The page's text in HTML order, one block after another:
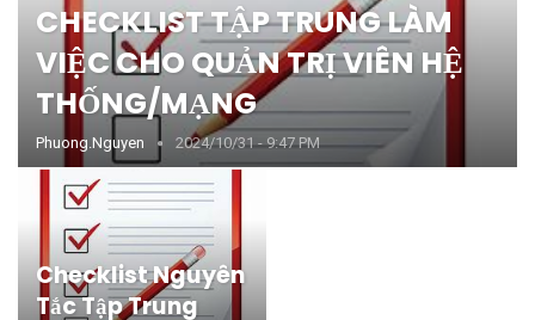
CHECKLIST TẬP TRUNG LÀM
VIỆC CHO QUẢN TRỊ VIÊN HỆ
THỐNG/MẠNG
Phuong.nguyen 2024/10/31 - 9:47 PM
Checklist Nguyên
Tắc Tập Trung